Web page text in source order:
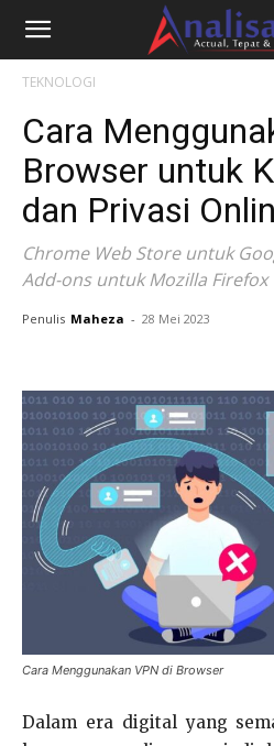
TEKNOLOGI
Cara
Browser untuk
dan Privasi
Chrome Web Store untuk
Add-ons untuk Mozilla Firefox
Penulis Maheza - 28 Mei 2023
Cara Menggunakan VPN di Browser
Dalam era digital yang